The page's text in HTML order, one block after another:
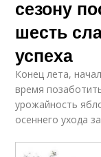
сезону
шесть
успеха
Конец лета,
время
урожайность
осеннего ухода